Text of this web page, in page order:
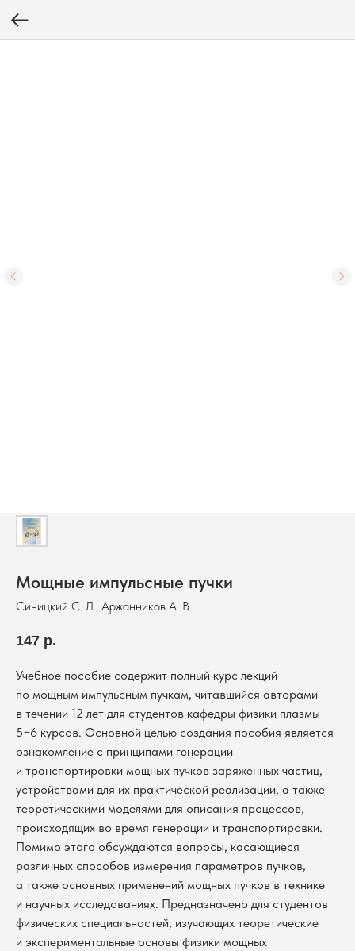
Мощные импульсные пучки
Синицкий С. Л., Аржанников А. В.
147 р.
Учебное пособие содержит полный курс лекций
по мощным импульсным пучкам, читавшийся авторами
в течении 12 лет для студентов кафедры физики плазмы
5−6 курсов. Основной целью создания пособия является
ознакомление с принципами генерации
и транспортировки мощных пучков заряженных частиц,
устройствами для их практической реализации, а также
теоретическими моделями для описания процессов,
происходящих во время генерации и транспортировки.
Помимо этого обсуждаются вопросы, касающиеся
различных способов измерения параметров пучков,
а также основных применений мощных пучков в технике
и научных исследованиях. Предназначено для студентов
физических специальностей, изучающих теоретические
и экспериментальные основы физики мощных